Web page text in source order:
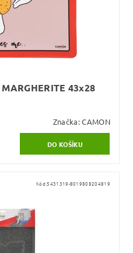
43x28
Značka:CAMON
Kód:5431319-8019808204819